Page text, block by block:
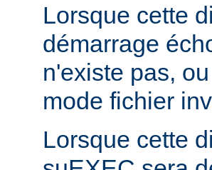
Lorsque cette
démarrage
n'existe pas,
mode fichier
Lorsque cette